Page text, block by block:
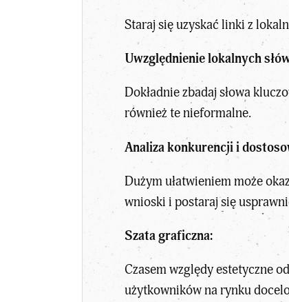
Staraj się uzyskać linki z
Uwzględnienie lokalnych
Dokładnie zbadaj słowa
również te nieformalne.
Analiza konkurencji i
Dużym ułatwieniem może
wnioski i postaraj się
Szata graficzna:
Czasem względy estetyczne
użytkowników na rynku